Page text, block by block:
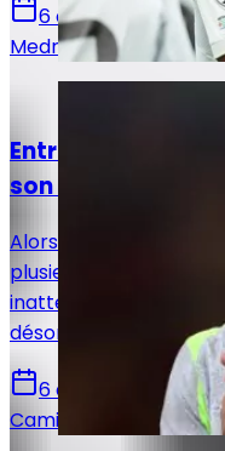
6 août 2026
Medric Bouzermane
Entre le Real
son choix !
Alors que le Real
plusieurs semaines, le
inattendu. Le milieu
désormais une arrivée
6 août 2026
Camille Santos